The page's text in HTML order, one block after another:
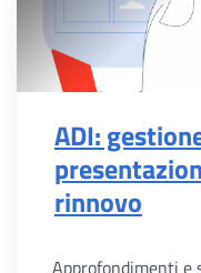
ADI:
rinnovo
Approfondimenti e